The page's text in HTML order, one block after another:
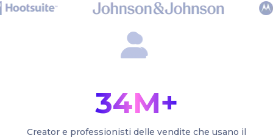
34M+
Creator e professionisti delle vendite che usano il